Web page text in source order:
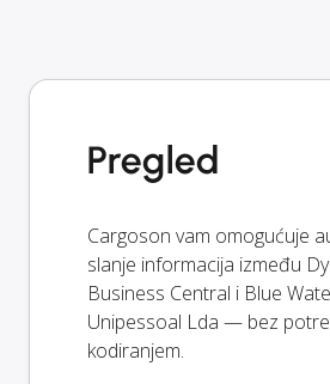
Pregled
Cargoson vam omogućuje
slanje informacija između
Business Central i Blue
Unipessoal Lda — bez
kodiranjem.